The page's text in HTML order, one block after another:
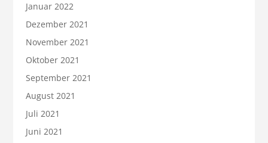
Januar 2022
Dezember 2021
November 2021
Oktober 2021
September 2021
August 2021
Juli 2021
Juni 2021